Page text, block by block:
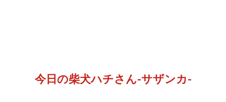
今日の柴犬ハチさん-サザンカ-